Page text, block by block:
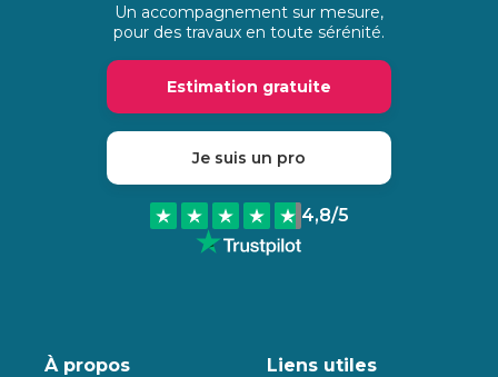
Un accompagnement sur mesure,
pour des travaux en toute sérénité.
Estimation gratuite
Je suis un pro
4,8/5
À propos Liens utiles